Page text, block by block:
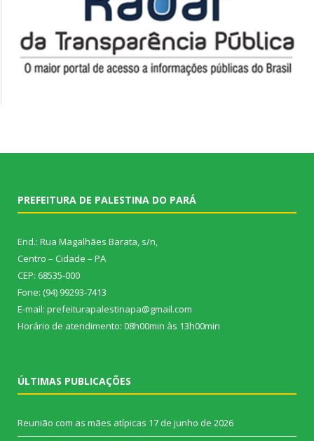
PREFEITURA DE PALESTINA DO PARÁ
End.: Rua Magalhães Barata, s/n,
Centro – Cidade – PA
CEP: 68535-000
Fone: (94) 99293-7413
E-mail: prefeiturapalestinapa@gmail.com
Horário de atendimento: 08h00min às 13h00min
ÚLTIMAS PUBLICAÇÕES
Reunião com as mães atípicas 17 de junho de 2026